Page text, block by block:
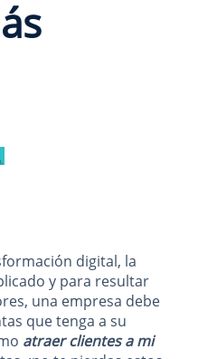
digital, la
y para resultar
una empresa debe
que tenga a su
atraer clientes a mi